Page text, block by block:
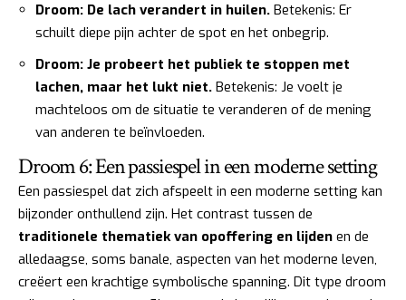
Droom: De lach verandert in huilen. Betekenis: Er
schuilt diepe pijn achter de spot en het onbegrip.
Droom: Je probeert het publiek te stoppen met
lachen, maar het lukt niet. Betekenis: Je voelt je
machteloos om de situatie te veranderen of de mening
van anderen te beïnvloeden.
Droom 6: Een passiespel in een moderne setting
Een passiespel dat zich afspeelt in een moderne setting kan
bijzonder onthullend zijn. Het contrast tussen de
traditionele thematiek van opoffering en lijden en de
alledaagse, soms banale, aspecten van het moderne leven,
creëert een krachtige symbolische spanning. Dit type droom